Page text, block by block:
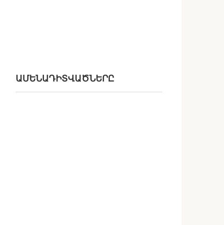
ԱՄԵՆԱԴԻՏՎԱԾՆԵՐԸ